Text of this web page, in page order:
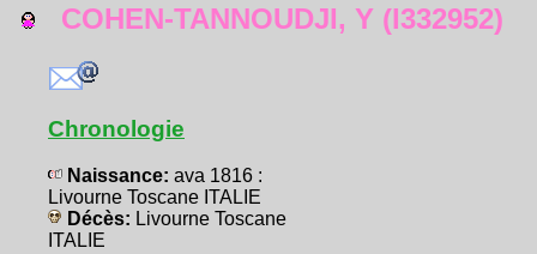
COHEN-TANNOUDJI, Y (I332952)
Chronologie
Naissance: ava 1816 :
Livourne Toscane ITALIE
Décès: Livourne Toscane
ITALIE